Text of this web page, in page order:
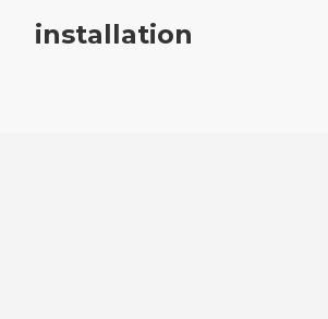
installation